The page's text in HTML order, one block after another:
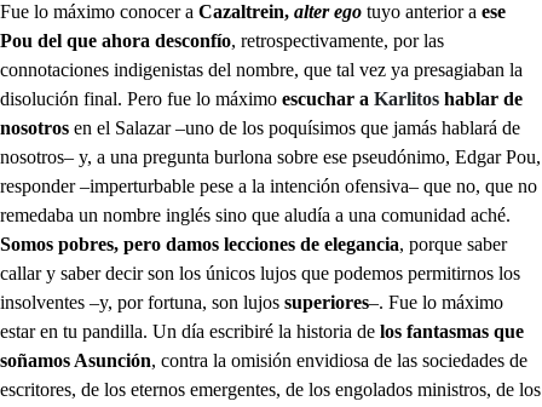
Fue lo máximo conocer a Cazaltrein, alter ego tuyo anterior a ese
Pou del que ahora desconfío, retrospectivamente, por las
connotaciones indigenistas del nombre, que tal vez ya presagiaban la
disolución final. Pero fue lo máximo escuchar a Karlitos hablar de
nosotros en el Salazar –uno de los poquísimos que jamás hablará de
nosotros– y, a una pregunta burlona sobre ese pseudónimo, Edgar Pou,
responder –imperturbable pese a la intención ofensiva– que no, que no
remedaba un nombre inglés sino que aludía a una comunidad aché.
Somos pobres, pero damos lecciones de elegancia, porque saber
callar y saber decir son los únicos lujos que podemos permitirnos los
insolventes –y, por fortuna, son lujos superiores–. Fue lo máximo
estar en tu pandilla. Un día escribiré la historia de los fantasmas que
soñamos Asunción, contra la omisión envidiosa de las sociedades de
escritores, de los eternos emergentes, de los engolados ministros, de los